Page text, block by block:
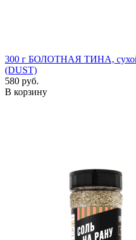
300 г БОЛОТНАЯ ТИНА, сухой
(DUST)
580 руб.
В корзину